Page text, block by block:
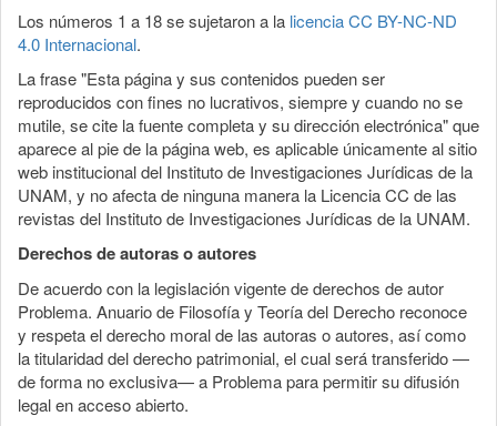
Los números 1 a 18 se sujetaron a la licencia CC BY-NC-ND
4.0 Internacional.
La frase "Esta página y sus contenidos pueden ser
reproducidos con fines no lucrativos, siempre y cuando no se
mutile, se cite la fuente completa y su dirección electrónica" que
aparece al pie de la página web, es aplicable únicamente al sitio
web institucional del Instituto de Investigaciones Jurídicas de la
UNAM, y no afecta de ninguna manera la Licencia CC de las
revistas del Instituto de Investigaciones Jurídicas de la UNAM.
Derechos de autoras o autores
De acuerdo con la legislación vigente de derechos de autor
Problema. Anuario de Filosofía y Teoría del Derecho reconoce
y respeta el derecho moral de las autoras o autores, así como
la titularidad del derecho patrimonial, el cual será transferido —
de forma no exclusiva— a Problema para permitir su difusión
legal en acceso abierto.